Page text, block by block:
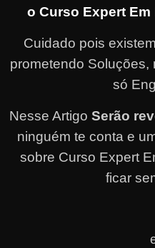
o Curso Expert Em
Cuidado pois
prometendo Soluções,
só
Nesse ArtigoSerão
ninguém te conta e
sobre Curso Expert
ficar